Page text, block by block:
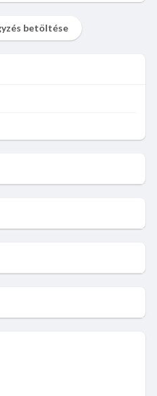
betöltése